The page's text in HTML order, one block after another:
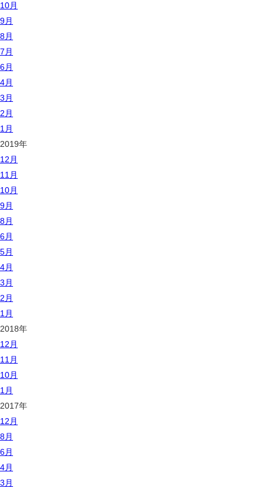
10月
9月
8月
7月
6月
4月
3月
2月
1月
2019年
12月
11月
10月
9月
8月
6月
5月
4月
3月
2月
1月
2018年
12月
11月
10月
1月
2017年
12月
8月
6月
4月
3月